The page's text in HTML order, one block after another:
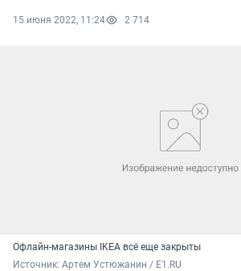
15 июня 2022, 11:24 2 714
Офлайн-магазины IKEA всё еще закрыты
Источник: Артем Устюжанин / E1.RU